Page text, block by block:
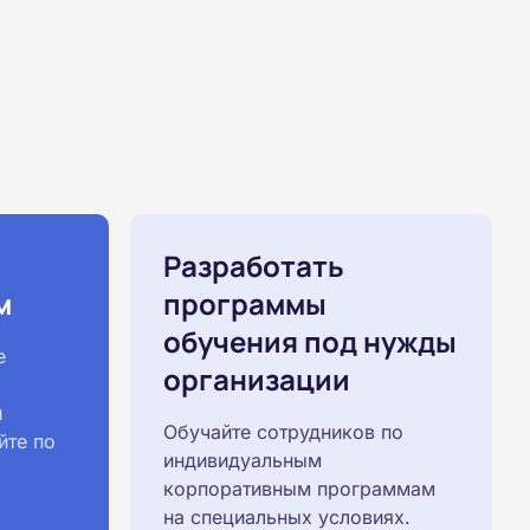
по
Разработать
программы
обучения под нужды
организации
Обучайте сотрудников по
индивидуальным
корпоративным программам
на специальных условиях.